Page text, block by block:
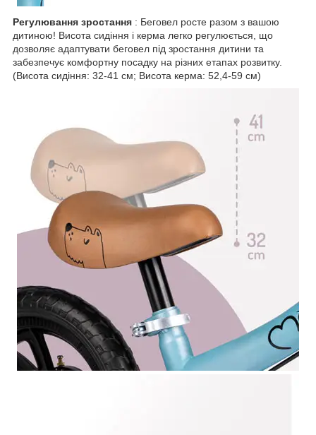
Регулювання зростання : Беговел росте разом з вашою
дитиною! Висота сидіння і керма легко регулюється, що
дозволяє адаптувати беговел під зростання дитини та
забезпечує комфортну посадку на різних етапах розвитку.
(Висота сидіння: 32-41 см; Висота керма: 52,4-59 см)